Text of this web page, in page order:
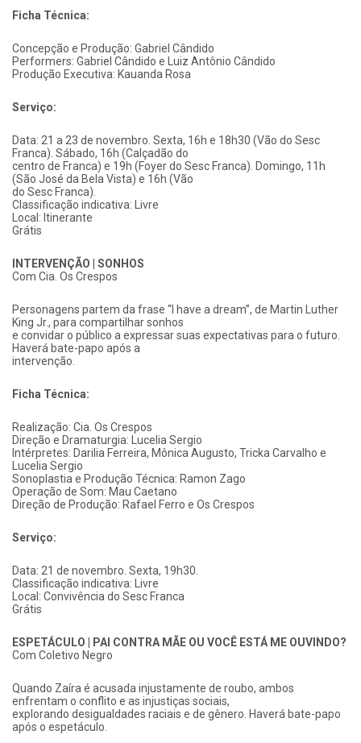
Ficha Técnica:
Concepção e Produção: Gabriel Cândido
Performers: Gabriel Cândido e Luiz Antônio Cândido
Produção Executiva: Kauanda Rosa
Serviço:
Data: 21 a 23 de novembro. Sexta, 16h e 18h30 (Vão do Sesc
Franca). Sábado, 16h (Calçadão do
centro de Franca) e 19h (Foyer do Sesc Franca). Domingo, 11h
(São José da Bela Vista) e 16h (Vão
do Sesc Franca).
Classificação indicativa: Livre
Local: Itinerante
Grátis
INTERVENÇÃO | SONHOS
Com Cia. Os Crespos
Personagens partem da frase “I have a dream”, de Martin Luther
King Jr., para compartilhar sonhos
e convidar o público a expressar suas expectativas para o futuro.
Haverá bate-papo após a
intervenção.
Ficha Técnica:
Realização: Cia. Os Crespos
Direção e Dramaturgia: Lucelia Sergio
Intérpretes: Darilia Ferreira, Mônica Augusto, Tricka Carvalho e
Lucelia Sergio
Sonoplastia e Produção Técnica: Ramon Zago
Operação de Som: Mau Caetano
Direção de Produção: Rafael Ferro e Os Crespos
Serviço:
Data: 21 de novembro. Sexta, 19h30.
Classificação indicativa: Livre
Local: Convivência do Sesc Franca
Grátis
ESPETÁCULO | PAI CONTRA MÃE OU VOCÊ ESTÁ ME OUVINDO?
Com Coletivo Negro
Quando Zaíra é acusada injustamente de roubo, ambos
enfrentam o conflito e as injustiças sociais,
explorando desigualdades raciais e de gênero. Haverá bate-papo
após o espetáculo.